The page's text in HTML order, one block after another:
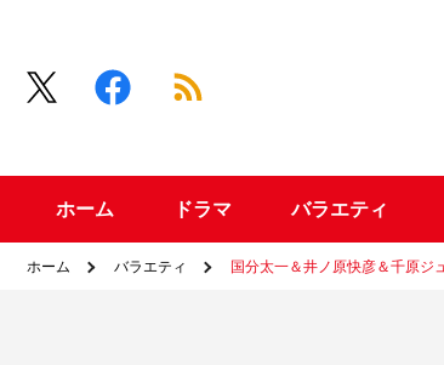
ホーム ドラマ バラエティ
ホーム バラエティ 国分太一＆井ノ原快彦＆千原